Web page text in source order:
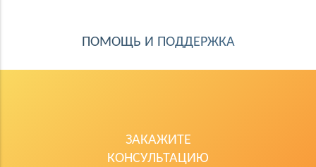
ПОМОЩЬ И ПОДДЕРЖКА
ЗАКАЖИТЕ
КОНСУЛЬТАЦИЮ